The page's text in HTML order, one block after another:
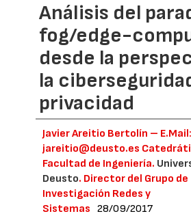
Análisis del
fog/edge-
desde la
la
privacidad
Javier Areitio Bertolín – E.Mail:
jareitio@deusto.es
Facultad de Ingeniería.
Deusto. Director del Grupo de
Investigación Redes y
Sistemas
28/09/2017